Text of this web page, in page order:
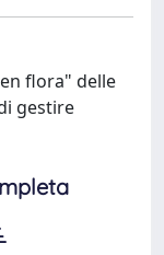
flora" delle
gestire